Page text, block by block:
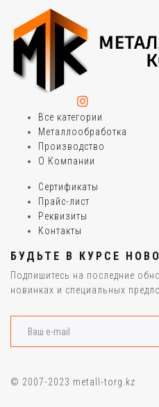
Все категории
Металлообработка
Производство
О Компании
Сертификаты
Прайс-лист
Реквизиты
Контакты
БУДЬТЕ В КУРСЕ
Подпишитесь на последние
новинках и специальных
© 2007-2023 metall-torg.kz